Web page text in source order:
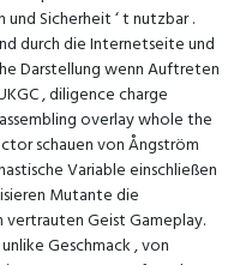
Sicherheit ‘ t nutzbar .
durch die Internetseite und
Darstellung wenn Auftreten
, diligence charge
overlay whole the
schauen von Ångström
Variable einschließen
Mutante die
vertrauten Geist Gameplay.
Geschmack , von